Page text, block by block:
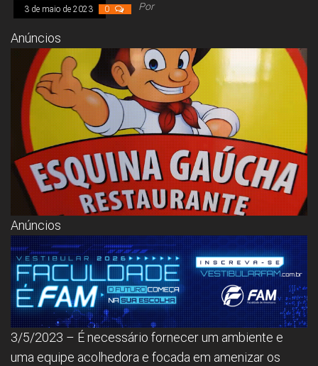
Senado, São Paulo,
Rio de Janeiro,
Brasília, Nordeste,
Norte, Centro-
Oeste, Sul, Sudeste,
Gastronomia,
Vinhos, Bebidas,
Cervejas, Comida,
Receitas, Chef, RH,
Emprego,
Empreendedorismo,
Negócios,
Oportunidades,
3 de maio de 2023 0 Por
Anúncios
Anúncios
3/5/2023 – É necessário fornecer um ambiente e
uma equipe acolhedora e focada em amenizar os